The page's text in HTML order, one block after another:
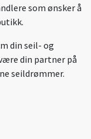
som ønsker å
din seil- og
din partner på
seildrømmer.